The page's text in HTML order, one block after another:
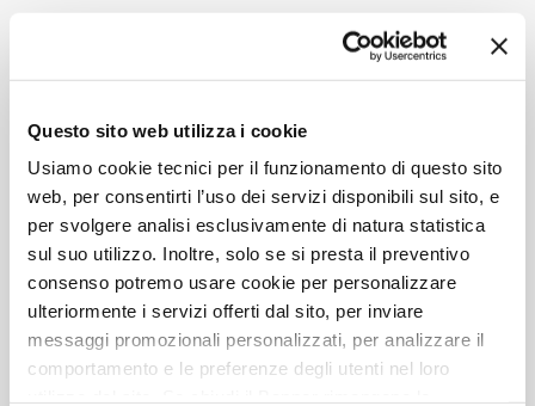
Questo sito web utilizza i cookie
Usiamo cookie tecnici per il funzionamento di questo sito
web, per consentirti l’uso dei servizi disponibili sul sito, e
per svolgere analisi esclusivamente di natura statistica
sul suo utilizzo. Inoltre, solo se si presta il preventivo
consenso potremo usare cookie per personalizzare
ulteriormente i servizi offerti dal sito, per inviare
messaggi promozionali personalizzati, per analizzare il
comportamento e le preferenze degli utenti nel loro
Leggi Tutto
Fluido Viso Ultra-
Protect SPF50+
Leggi Tutto
Siero riequilibrante
concentrato